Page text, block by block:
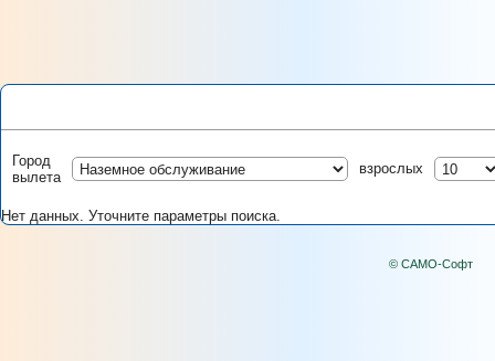
Город
вылета
взрослых
Нет данных. Уточните параметры поиска.
© САМО-Софт